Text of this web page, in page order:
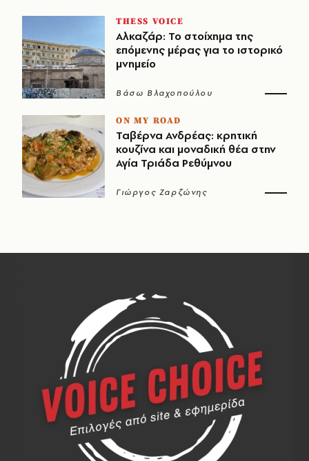
THESS VOICE
Αλκαζάρ: Το στοίχημα της
επόμενης μέρας για το ιστορικό
μνημείο
Βάσω Βλαχοπούλου
ON MY ROAD
Ταβέρνα Ανδρέας: κρητική
κουζίνα και μοναδική θέα στην
Αγία Τριάδα Ρεθύμνου
Γιώργος Ζαρζώνης